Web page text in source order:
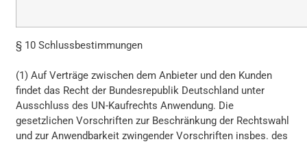
§ 10 Schlussbestimmungen
(1) Auf Verträge zwischen dem Anbieter und den Kunden
findet das Recht der Bundesrepublik Deutschland unter
Ausschluss des UN-Kaufrechts Anwendung. Die
gesetzlichen Vorschriften zur Beschränkung der Rechtswahl
und zur Anwendbarkeit zwingender Vorschriften insbes. des